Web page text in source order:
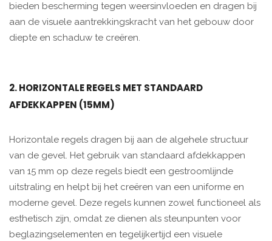
bieden bescherming tegen weersinvloeden en dragen bij
aan de visuele aantrekkingskracht van het gebouw door
diepte en schaduw te creëren.
2. HORIZONTALE REGELS MET STANDAARD
AFDEKKAPPEN (15MM)
Horizontale regels dragen bij aan de algehele structuur
van de gevel. Het gebruik van standaard afdekkappen
van 15 mm op deze regels biedt een gestroomlijnde
uitstraling en helpt bij het creëren van een uniforme en
moderne gevel. Deze regels kunnen zowel functioneel als
esthetisch zijn, omdat ze dienen als steunpunten voor
beglazingselementen en tegelijkertijd een visuele